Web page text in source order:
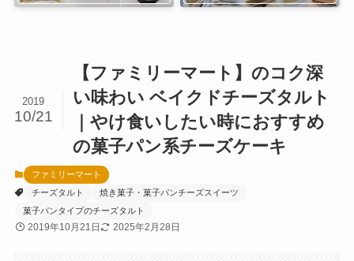
【ファミリーマート】のコク深
い味わい ベイクドチーズタルト
｜やけ食いしたい時におすすめ
の菓子パン系チーズケーキ
2019
10/21
ファミリーマート
チーズタルト
焼き菓子・菓子パンチーズスイーツ
菓子パンタイプのチーズタルト
2019年10月21日 2025年2月28日